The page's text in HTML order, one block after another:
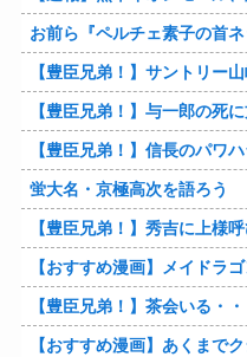
お前ら『ペルチェ素子の首ネ
【豊臣兄弟！】サントリー
【豊臣兄弟！】与一郎の死
【豊臣兄弟！】信長のパワ
蛍大名・京極高次を語ろう
【豊臣兄弟！】秀吉に上様
【おすすめ漫画】メイドラ
【豊臣兄弟！】茶会いる・・
【おすすめ漫画】あくまで